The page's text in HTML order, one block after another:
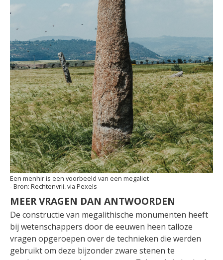
Een menhir is een voorbeeld van een megaliet
Rechtenvrij, via Pexels
MEER VRAGEN DAN ANTWOORDEN
De constructie van megalithische monumenten heeft
bij wetenschappers door de eeuwen heen talloze
vragen opgeroepen over de technieken die werden
gebruikt om deze bijzonder zware stenen te